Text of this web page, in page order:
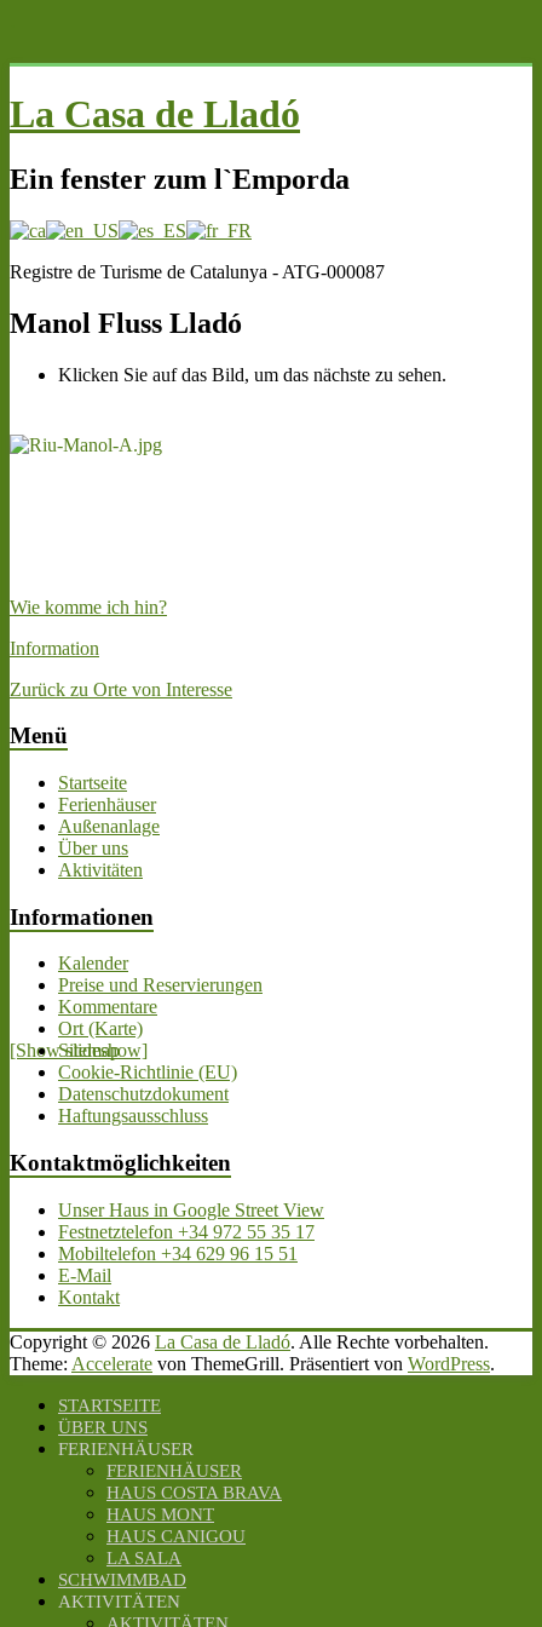
La Casa de Lladó
Ein fenster zum l`Emporda
Registre de Turisme de Catalunya - ATG-000087
Manol Fluss Lladó
Klicken Sie auf das Bild, um das nächste zu sehen.
[Show slideshow]
Wie komme ich hin?
Information
Zurück zu Orte von Interesse
Menü
Startseite
Ferienhäuser
Außenanlage
Über uns
Aktivitäten
Informationen
Kalender
Preise und Reservierungen
Kommentare
Ort (Karte)
Sitemap
Cookie-Richtlinie (EU)
Datenschutzdokument
Haftungsausschluss
Kontaktmöglichkeiten
Unser Haus in Google Street View
Festnetztelefon +34 972 55 35 17
Mobiltelefon +34 629 96 15 51
E-Mail
Kontakt
Copyright © 2026 La Casa de Lladó. Alle Rechte vorbehalten.
Theme: Accelerate von ThemeGrill. Präsentiert von WordPress.
STARTSEITE
ÜBER UNS
FERIENHÄUSER
FERIENHÄUSER
HAUS COSTA BRAVA
HAUS MONT
HAUS CANIGOU
LA SALA
SCHWIMMBAD
AKTIVITÄTEN